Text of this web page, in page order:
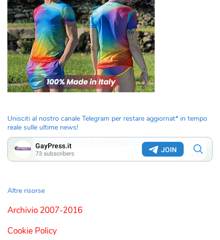
Unisciti al nostro canale Telegram per restare aggiornat* in tempo
reale sulle ultime news!
Altre risorse
Archivio 2007-2016
Cookie Policy